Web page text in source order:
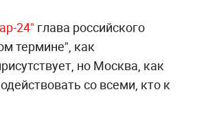
24" глава российского
термине", как
но Москва, как
со всеми, кто к